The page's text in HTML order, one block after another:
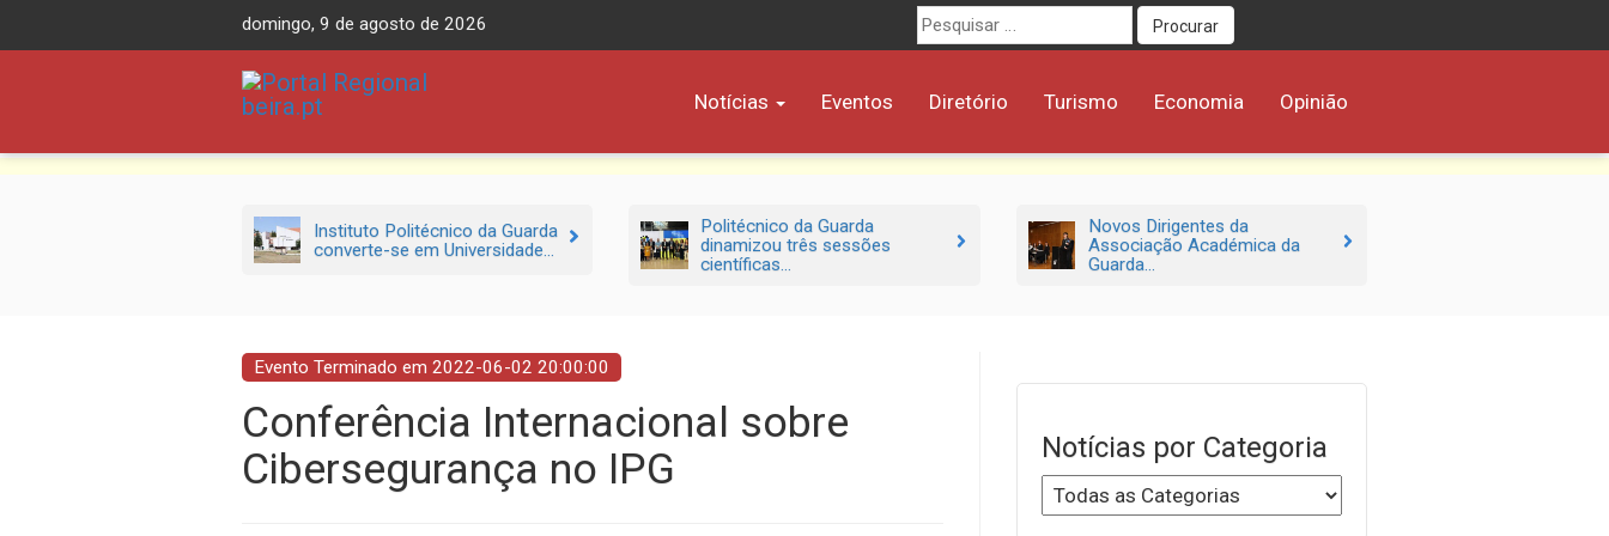
domingo, 9 de agosto de 2026
Procurar
por:
Procurar
Notícias Eventos Diretório Turismo Economia Opinião
Instituto Politécnico da Guarda
converte-se em Universidade...
Politécnico da Guarda
dinamizou três sessões
científicas...
Novos Dirigentes da
Associação Académica da
Guarda...
Evento Terminado em 2022-06-02 20:00:00
Conferência Internacional sobre
Cibersegurança no IPG
Notícias por Categoria